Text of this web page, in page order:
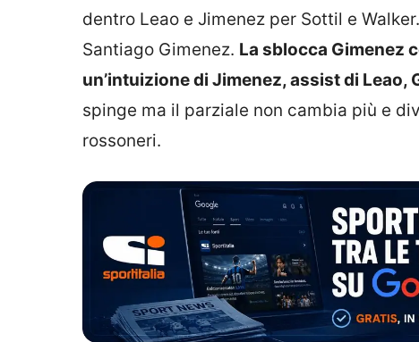
dentro Leao e Jimenez per Sottil e
Santiago Gimenez. La sblocca Gimenez
un’intuizione di Jimenez, assist di
spinge ma il parziale non cambia più e
rossoneri.